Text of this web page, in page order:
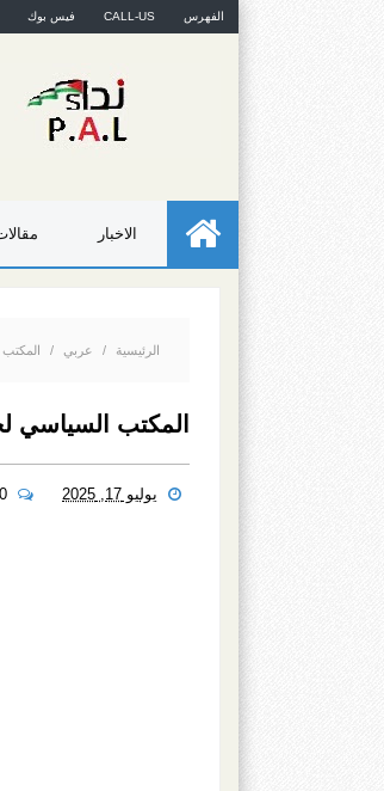
الفهرس CALL-US فيس بوك
الاخبار
الرئيسية / عربي /
المكتب السياسي
يوليو 17, 2025